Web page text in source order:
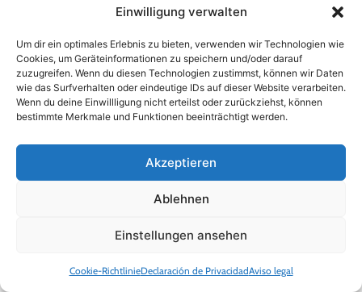
Einwilligung verwalten
Um dir ein optimales Erlebnis zu bieten, verwenden wir Technologien wie
Cookies, um Geräteinformationen zu speichern und/oder darauf
zuzugreifen. Wenn du diesen Technologien zustimmst, können wir Daten
wie das Surfverhalten oder eindeutige IDs auf dieser Website verarbeiten.
Wenn du deine Einwillligung nicht erteilst oder zurückziehst, können
bestimmte Merkmale und Funktionen beeinträchtigt werden.
Akzeptieren
Ablehnen
Einstellungen ansehen
Cookie-RichtlinieDeclaración de PrivacidadAviso legal
audiencia conocemos mejor a nuestros usuarios y
sabemos con mayor exactitud quién está interesado en
nuestro servicio.
Informes de publicidad: A través de los informes de
publicidad podemos analizar y mejorar más fácilmente
dan información útil sobre cómo podemos entusiasmar a
Informes de comportamiento: Aquí descubrimos cómo
qué camino recorre en nuestra página y en qué enlaces
Informes de conversión: Se denomina conversión a un